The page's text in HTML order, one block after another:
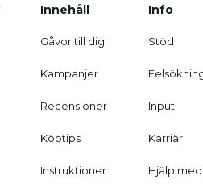
Innehåll
Gåvor till dig
Kampanjer
Recensioner
Köptips
Instruktioner
Info
Stöd
Input
Karriär
Hjälp